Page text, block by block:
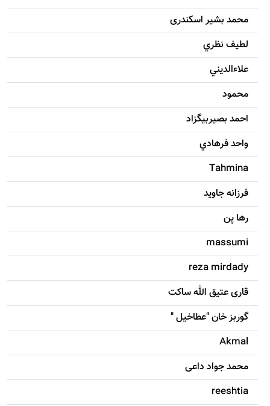
محمد بشیر اسکندری
لطيف نظري
علاءالديني
محمود
احمد بصيربيگزاد
واحد فرهادي
Tahmina
فرزانه جاويد
رها پن
massumi
reza mirdady
قاری عتیق الله ساکت
گوربز خان "عطاخیل "
Akmal
محمد جواد داعی
reeshtia